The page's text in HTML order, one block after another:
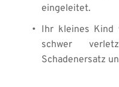
eingeleitet.
Ihr kleines Kind
schwer
Schadenersatz